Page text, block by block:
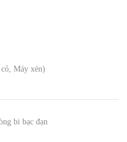
Máy xén)
bi bạc đạn